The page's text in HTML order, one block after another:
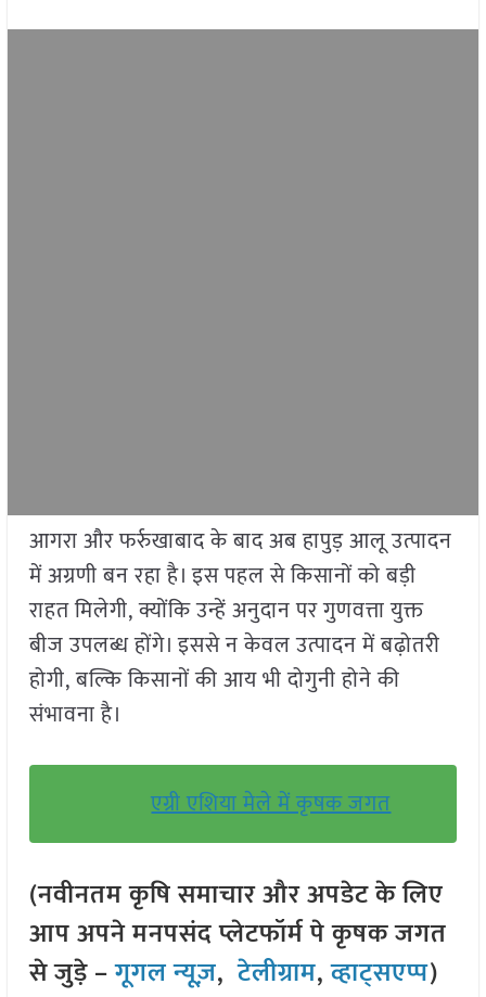
आगरा और फर्रुखाबाद के बाद अब हापुड़ आलू उत्पादन
में अग्रणी बन रहा है। इस पहल से किसानों को बड़ी
राहत मिलेगी, क्योंकि उन्हें अनुदान पर गुणवत्ता युक्त
बीज उपलब्ध होंगे। इससे न केवल उत्पादन में बढ़ोतरी
होगी, बल्कि किसानों की आय भी दोगुनी होने की
संभावना है।
एग्री एशिया मेले में कृषक जगत
(नवीनतम कृषि समाचार और अपडेट के लिए
आप अपने मनपसंद प्लेटफॉर्म पे कृषक जगत
से जुड़े –गूगल न्यूज़,टेलीग्राम,व्हाट्सएप्प)